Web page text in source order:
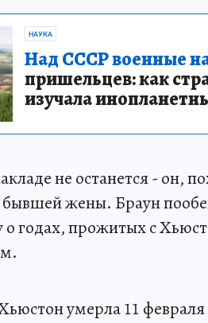
НАУКА
Над СССР военные
пришельцев: как
изучала
не останется - он,
жены. Браун
годах, прожитых с
умерла 11 февраля